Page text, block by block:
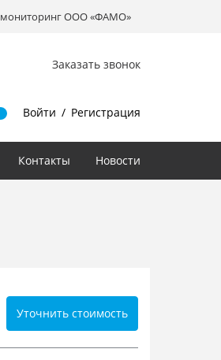
мониторинг ООО «ФАМО»
Заказать звонок
Войти /Регистрация
Контакты Новости
Уточнить стоимость